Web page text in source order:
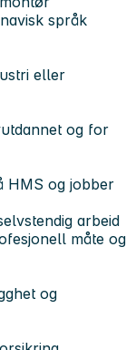
språk
eller
og for
HMS og jobber
arbeid
måte og
og